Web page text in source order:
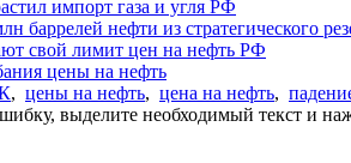
импорт газа и угля РФ
баррелей нефти из стратегического
свой лимит цен на нефть РФ
цены на нефть
, цены на нефть, цена на нефть,
выделите необходимый текст и